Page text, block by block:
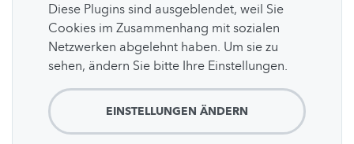
Diese Plugins sind ausgeblendet, weil Sie
Cookies im Zusammenhang mit sozialen
Netzwerken abgelehnt haben. Um sie zu
sehen, ändern Sie bitte Ihre Einstellungen.
EINSTELLUNGEN ÄNDERN